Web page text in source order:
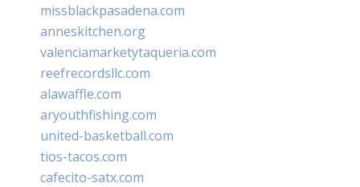
missblackpasadena.com
anneskitchen.org
valenciamarketytaqueria.com
reefrecordsllc.com
alawaffle.com
aryouthfishing.com
united-basketball.com
tios-tacos.com
cafecito-satx.com